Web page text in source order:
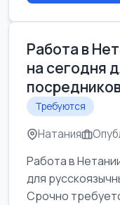
Работа в
на сегодня
Требуются
Натания
Работа в
для
Срочно